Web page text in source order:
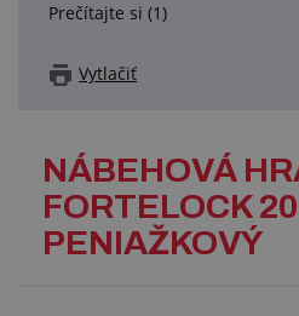
Prečítajte si (1)
Vytlačiť
NÁBEHOVÁ
FORTELOCK
PENIAŽKOVÝ